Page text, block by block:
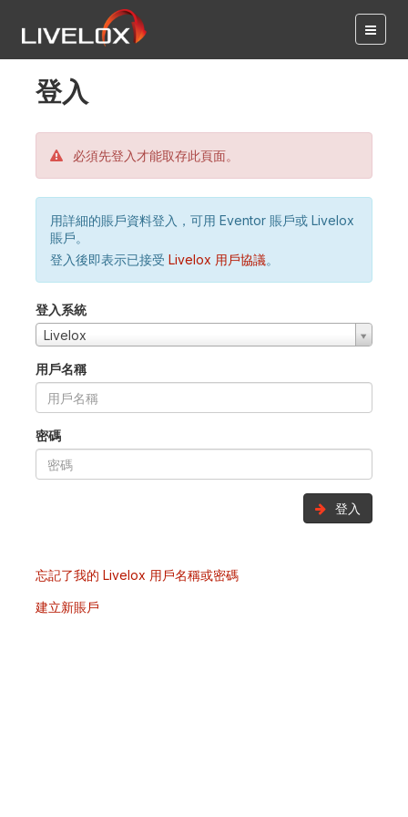
登入
必須先登入才能取存此頁面。
用詳細的賬戶資料登入，可用 Eventor 賬戶或 Livelox
賬戶。
登入後即表示已接受 Livelox 用戶協議。
登入系統
Livelox
用戶名稱
密碼
登入
忘記了我的 Livelox 用戶名稱或密碼
建立新賬戶